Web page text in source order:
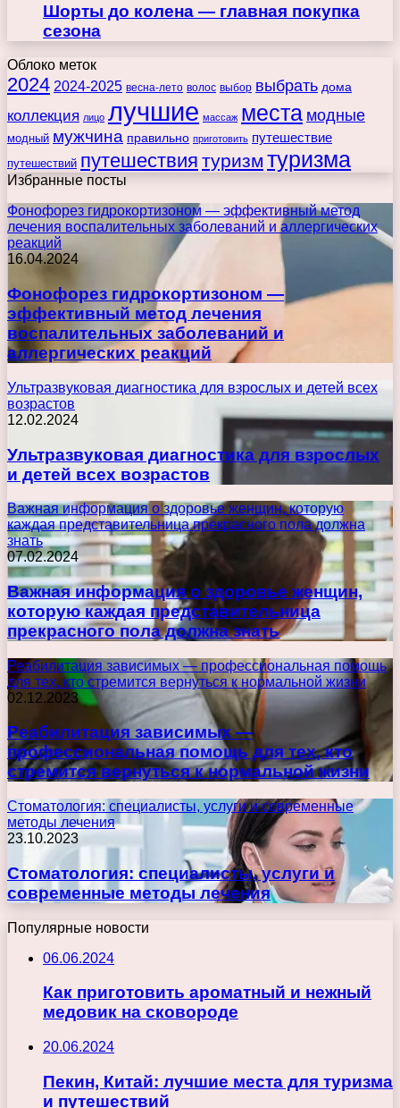
Шорты до колена — главная покупка
сезона
Облоко меток
2024 2024-2025 весна-лето волос выбор выбрать дома
коллекция лицо лучшие массаж места модные
модный мужчина правильно приготовить путешествие
путешествий путешествия туризм туризма
Избранные посты
Фонофорез гидрокортизоном — эффективный метод
лечения воспалительных заболеваний и аллергических
реакций
16.04.2024
Фонофорез гидрокортизоном —
эффективный метод лечения
воспалительных заболеваний и
аллергических реакций
Ультразвуковая диагностика для взрослых и детей всех
возрастов
12.02.2024
Ультразвуковая диагностика для взрослых
и детей всех возрастов
Важная информация о здоровье женщин, которую
каждая представительница прекрасного пола должна
знать
07.02.2024
Важная информация о здоровье женщин,
которую каждая представительница
прекрасного пола должна знать
Реабилитация зависимых — профессиональная помощь
для тех, кто стремится вернуться к нормальной жизни
02.12.2023
Реабилитация зависимых —
профессиональная помощь для тех, кто
стремится вернуться к нормальной жизни
Стоматология: специалисты, услуги и современные
методы лечения
23.10.2023
Стоматология: специалисты, услуги и
современные методы лечения
Популярные новости
06.06.2024
Как приготовить ароматный и нежный
медовик на сковороде
20.06.2024
Пекин, Китай: лучшие места для туризма
и путешествий